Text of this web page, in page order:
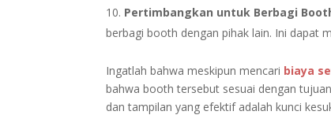
Pertimbangkan untuk Berbagi
berbagi booth dengan pihak lain. Ini dapat
Ingatlah bahwa meskipun mencari biaya
bahwa booth tersebut sesuai dengan
dan tampilan yang efektif adalah kunci